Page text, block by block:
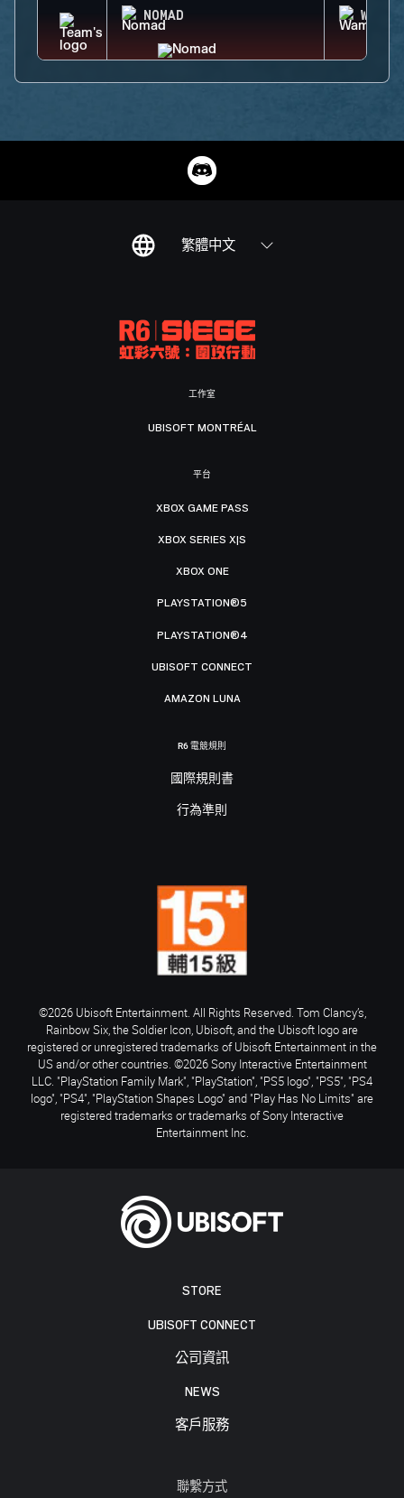
NOMAD WAMAI
繁體中文
STORE
UBISOFT CONNECT
公司資訊
NEWS
客戶服務
聯繫方式
工作室
UBISOFT MONTRÉAL
平台
XBOX GAME PASS
XBOX SERIES X|S
XBOX ONE
PLAYSTATION®5
PLAYSTATION®4
UBISOFT CONNECT
AMAZON LUNA
R6 電競規則
國際規則書
行為準則
©2026 Ubisoft Entertainment. All Rights Reserved. Tom Clancy’s,
Rainbow Six, the Soldier Icon, Ubisoft, and the Ubisoft logo are
registered or unregistered trademarks of Ubisoft Entertainment in the
US and/or other countries. ©2026 Sony Interactive Entertainment
LLC. "PlayStation Family Mark", "PlayStation", "PS5 logo", "PS5", "PS4
logo", "PS4", "PlayStation Shapes Logo" and "Play Has No Limits" are
registered trademarks or trademarks of Sony Interactive
Entertainment Inc.